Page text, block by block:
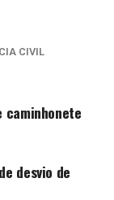
CIVIL
caminhonete
desvio de